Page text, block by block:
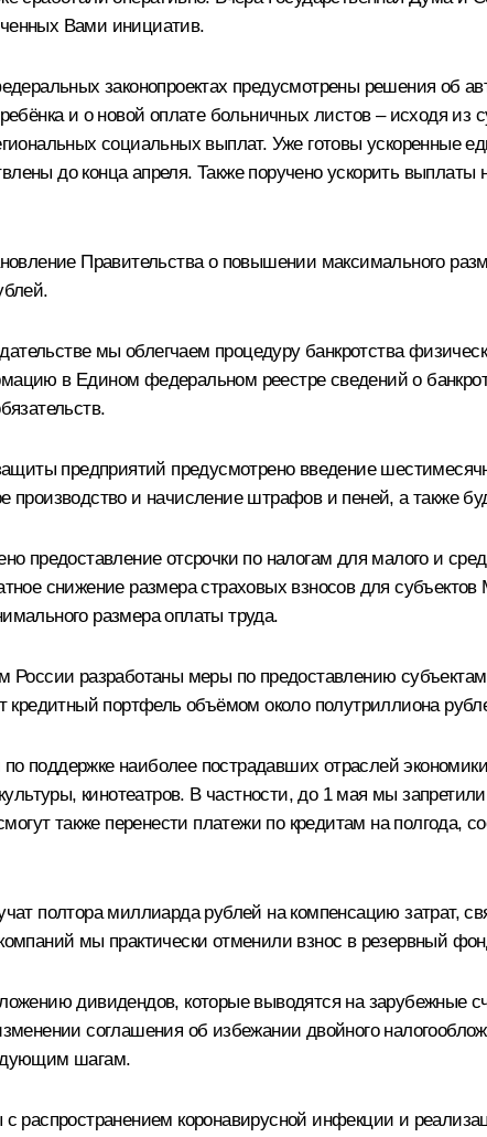
Вами инициатив.
законопроектах предусмотрены решения об
и о новой оплате больничных листов – исходя
социальных выплат. Уже готовы ускоренные
до конца апреля. Также поручено ускорить выплаты
Правительства о повышении максимального
мы облегчаем процедуру банкротства
в Едином федеральном реестре сведений о
предприятий предусмотрено введение
производство и начисление штрафов и пеней, а также
предоставление отсрочки по налогам для малого и
снижение размера страховых взносов для
размера оплаты труда.
России разработаны меры по предоставлению
кредитный портфель объёмом около полутриллиона
поддержке наиболее пострадавших отраслей
кинотеатров. В частности, до 1 мая мы
также перенести платежи по кредитам на полгода,
полтора миллиарда рублей на компенсацию затрат,
мы практически отменили взнос в резервный
дивидендов, которые выводятся на зарубежные
соглашения об избежании двойного
шагам.
распространением коронавирусной инфекции и